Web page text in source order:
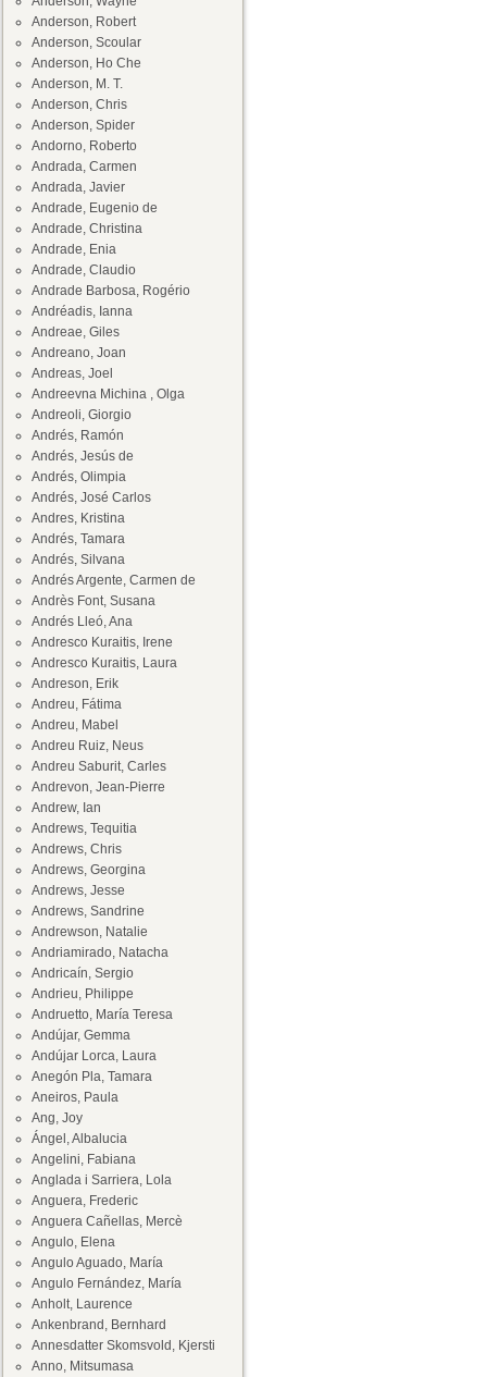
Anderson, Robert
Anderson, Scoular
Anderson, Ho Che
Anderson, M. T.
Anderson, Chris
Anderson, Spider
Andorno, Roberto
Andrada, Carmen
Andrada, Javier
Andrade, Eugenio de
Andrade, Christina
Andrade, Enia
Andrade, Claudio
Andrade Barbosa, Rogério
Andréadis, Ianna
Andreae, Giles
Andreano, Joan
Andreas, Joel
Andreevna Michina , Olga
Andreoli, Giorgio
Andrés, Ramón
Andrés, Jesús de
Andrés, Olimpia
Andrés, José Carlos
Andres, Kristina
Andrés, Tamara
Andrés, Silvana
Andrés Argente, Carmen de
Andrès Font, Susana
Andrés Lleó, Ana
Andresco Kuraitis, Irene
Andresco Kuraitis, Laura
Andreson, Erik
Andreu, Fátima
Andreu, Mabel
Andreu Ruiz, Neus
Andreu Saburit, Carles
Andrevon, Jean-Pierre
Andrew, Ian
Andrews, Tequitia
Andrews, Chris
Andrews, Georgina
Andrews, Jesse
Andrews, Sandrine
Andrewson, Natalie
Andriamirado, Natacha
Andricaín, Sergio
Andrieu, Philippe
Andruetto, María Teresa
Andújar, Gemma
Andújar Lorca, Laura
Anegón Pla, Tamara
Aneiros, Paula
Ang, Joy
Ángel, Albalucia
Angelini, Fabiana
Anglada i Sarriera, Lola
Anguera, Frederic
Anguera Cañellas, Mercè
Angulo, Elena
Angulo Aguado, María
Angulo Fernández, María
Anholt, Laurence
Ankenbrand, Bernhard
Annesdatter Skomsvold, Kjersti
Anno, Mitsumasa